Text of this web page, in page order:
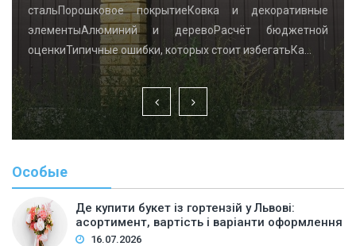
стальПорошковое покрытиеКовка и декоративные
элементыАлюминий и деревоРасчёт бюджетной
оценкиТипичные ошибки, которых стоит избегатьКа…
Особые
Де купити букет із гортензій у Львові:
асортимент, вартість і варіанти оформлення
16.07.2026